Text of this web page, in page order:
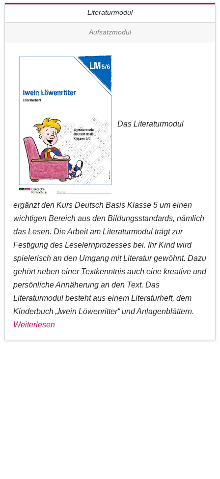
Literaturmodul
Aufsatzmodul
Das Literaturmodul
ergänzt den Kurs Deutsch Basis Klasse 5 um einen
wichtigen Bereich aus den Bildungsstandards, nämlich
das Lesen. Die Arbeit am Literaturmodul trägt zur
Festigung des Leselernprozesses bei. Ihr Kind wird
spielerisch an den Umgang mit Literatur gewöhnt. Dazu
gehört neben einer Textkenntnis auch eine kreative und
persönliche Annäherung an den Text. Das
Literaturmodul besteht aus einem Literaturheft, dem
Kinderbuch „Iwein Löwenritter“ und Anlagenblättern.
Weiterlesen